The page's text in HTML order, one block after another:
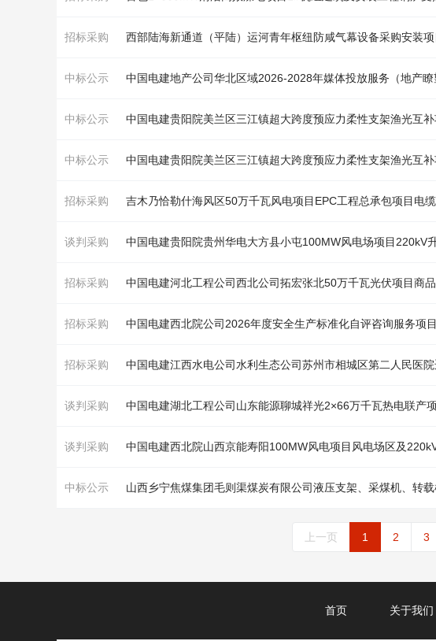
招标采购 西部陆海新通道（平陆）运河青年枢纽防咸气幕设备采购安装
中标公示 中国电建地产公司华北区域2026-2028年媒体投放服务（地产
中标公示 中国电建贵阳院美兰区三江镇超大跨度预应力柔性支架渔光互补项
中标公示 中国电建贵阳院美兰区三江镇超大跨度预应力柔性支架渔光互补项
招标采购 吉木乃恰勒什海风区50万千瓦风电项目EPC工程总承包项目电
谈判采购
招标采购 中国电建河北工程公司西北公司拓宏张北50万千瓦光伏项目商
招标采购
招标采购
谈判采购
谈判采购
中标公示 山西乡宁焦煤集团毛则渠煤炭有限公司液压支架、采煤机、转
上一页 1 2 3
首页 关于我们